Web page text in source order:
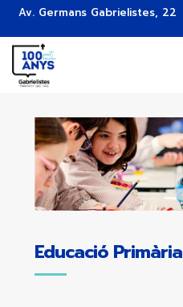
Av. Germans Gabrielistes, 22
Educació Primària